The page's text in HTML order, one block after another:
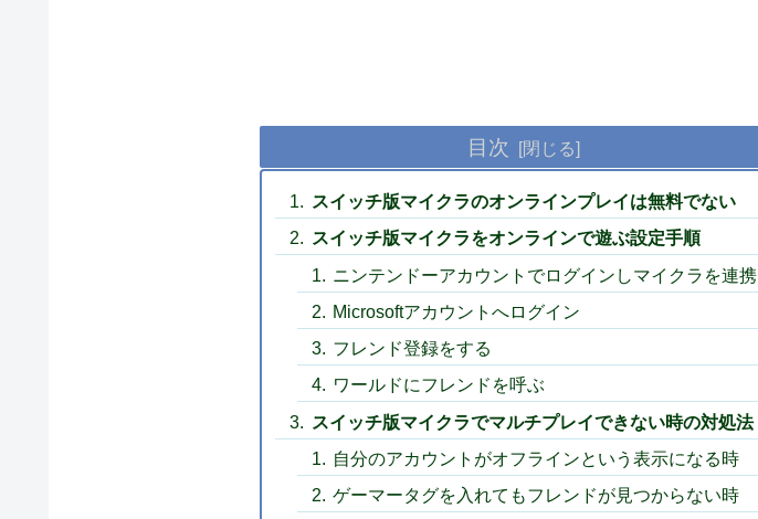
目次
スイッチ版マイクラのオンラインプレイは無料でない
スイッチ版マイクラをオンラインで遊ぶ設定手順
ニンテンドーアカウントでログインしマイクラを連携
Microsoftアカウントへログイン
フレンド登録をする
ワールドにフレンドを呼ぶ
スイッチ版マイクラでマルチプレイできない時の対処法
自分のアカウントがオフラインという表示になる時
ゲーマータグを入れてもフレンドが見つからない時